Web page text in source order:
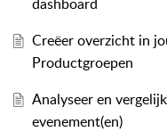
Creëer overzicht in
Productgroepen
Analyseer en
evenement(en)